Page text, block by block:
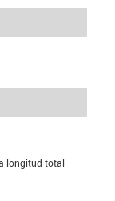
longitud total